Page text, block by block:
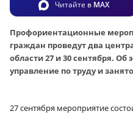
Читайте в MAX
Профориентационные
граждан проведут два
области 27 и 30 сентября.
управление по труду и
27 сентября мероприятие